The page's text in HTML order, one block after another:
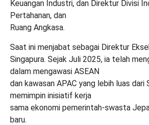
Keuangan Industri, dan Direktur Divisi
Pertahanan, dan
Ruang Angkasa.
Saat ini menjabat sebagai Direktur
Singapura. Sejak Juli 2025, ia telah
dalam mengawasi ASEAN
dan kawasan APAC yang lebih luas dari
memimpin inisiatif kerja
sama ekonomi pemerintah-swasta
baru.